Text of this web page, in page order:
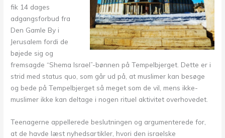
fik 14 dages
adgangsforbud fra
Den Gamle By i
Jerusalem fordi de
bøjede sig og
fremsagde “Shema Israel”-bønnen på Tempelbjerget. Dette er i
strid med status quo, som går ud på, at muslimer kan besøge
og bede på Tempelbjerget så meget som de vil, mens ikke-
muslimer ikke kan deltage i nogen rituel aktivitet overhovedet.
Teenagerne appellerede beslutningen og argumenterede for,
at de havde læst nyhedsartikler, hvori den israelske